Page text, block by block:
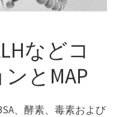
などコ
とMAP
、酵素、毒素および